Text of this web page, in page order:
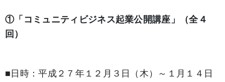
①「コミュニティビジネス起業公開講座」（全４
回）
■日時：平成２７年１２月３日（木）～１月１４日